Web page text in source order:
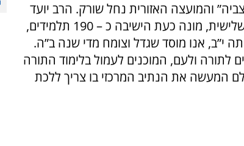
והמועצה האזורית נחל שורק. הרב יועד
אהרוני נקרא לעמוד בראשה ולהקים אותה. בשנתה השלישית, מונה כעת הישיבה כ – 190 תלמידים,
י”ב, אנו מוסד שגדל וצומח מדי שנה ב”ה.
לתורה ולעם, המוכנים לעמול בלימוד התורה
המעשה את הנתיב המרכזי בו צריך ללכת